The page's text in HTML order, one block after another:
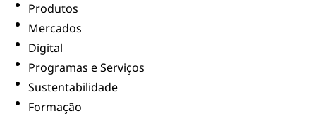
Produtos
Mercados
Digital
Programas e Serviços
Sustentabilidade
Formação